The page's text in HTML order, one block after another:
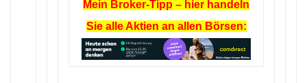
Mein Broker-Tipp – hier handeln
Sie alle Aktien an allen Börsen: